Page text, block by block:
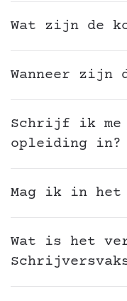
Wat zijn de
Wanneer zijn
Schrijf ik me
opleiding in?
Mag ik in het
Wat is het